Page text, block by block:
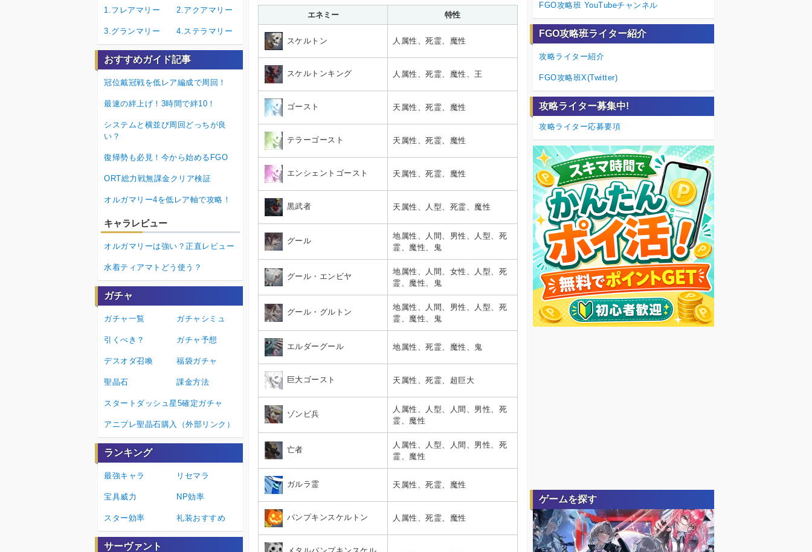
エネミー 特性
スケルトン 人属性、死霊、魔性
スケルトンキング 人属性、死霊、魔性、王
ゴースト 天属性、死霊、魔性
テラーゴースト 天属性、死霊、魔性
エンシェントゴースト 天属性、死霊、魔性
黒武者 天属性、人型、死霊、魔性
グール
地属性、人間、男性、人型、死
霊、魔性、鬼
グール・エンビヤ
地属性、人間、女性、人型、死
霊、魔性、鬼
グール・グルトン
地属性、人間、男性、人型、死
霊、魔性、鬼
エルダーグール 地属性、死霊、魔性、鬼
巨大ゴースト 天属性、死霊、超巨大
ゾンビ兵
人属性、人型、人間、男性、死
霊、魔性
亡者
人属性、人型、人間、男性、死
霊、魔性
ガルラ霊 天属性、死霊、魔性
パンプキンスケルトン 人属性、死霊、魔性
FGO攻略班 YouTubeチャンネル
FGO攻略班ライター紹介
攻略ライター紹介
FGO攻略班X(Twitter)
攻略ライター募集中!
攻略ライター応募要項
ゲームを探す
1.フレアマリー 2.アクアマリー
3.グランマリー 4.ステラマリー
おすすめガイド記事
冠位戴冠戦を低レア編成で周回！
最速の絆上げ！3時間で絆10！
システムと横並び周回どっちが良
い？
復帰勢も必見！今から始めるFGO
ORT総力戦無課金クリア検証
オルガマリー4を低レア軸で攻略！
キャラレビュー
オルガマリーは強い？正直レビュー
水着ティアマトどう使う？
ガチャ
ガチャ一覧 ガチャシミュ
引くべき？ ガチャ予想
デスオダ召喚 福袋ガチャ
聖晶石 課金方法
スタートダッシュ星5確定ガチャ
アニプレ聖晶石購入（外部リンク）
ランキング
最強キャラ リセマラ
宝具威力 NP効率
スター効率 礼装おすすめ
サーヴァント